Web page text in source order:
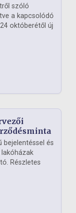
szóló
a kapcsolódó
októberétől új
bejelentéssel és
Részletes